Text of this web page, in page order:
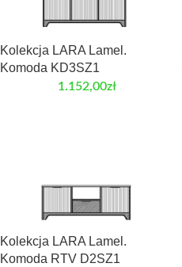
Kolekcja LARA Lamel.
Komoda KD3SZ1
1.152,00zł
Kolekcja LARA Lamel.
Komoda RTV D2SZ1